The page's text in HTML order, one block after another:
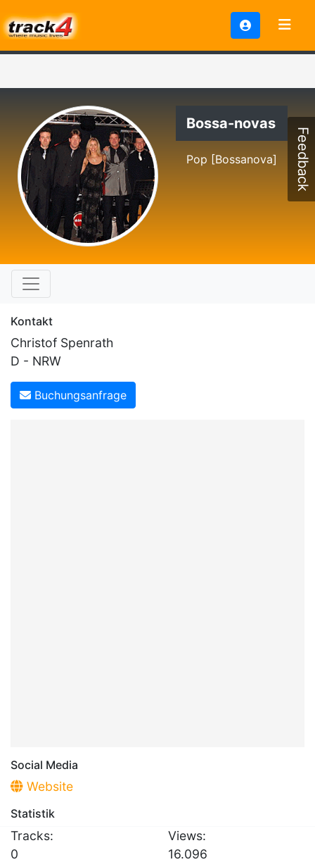
Bossa-novas
Pop [Bossanova]
Kontakt
Christof Spenrath
D - NRW
Buchungsanfrage
Social Media
Website
Statistik
Tracks:
0
Views:
16.096
Feedback